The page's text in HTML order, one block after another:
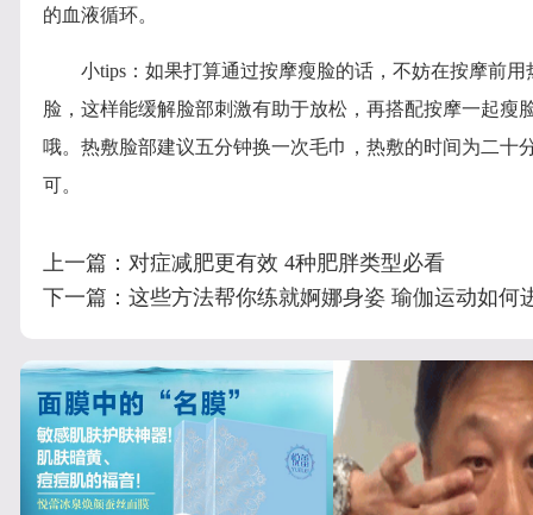
的血液循环。
小tips：如果打算通过按摩瘦脸的话，不妨在按摩前用
脸，这样能缓解脸部刺激有助于放松，再搭配按摩一起瘦
哦。热敷脸部建议五分钟换一次毛巾，热敷的时间为二十
可。
上一篇： 对症减肥更有效 4种肥胖类型必看
下一篇： 这些方法帮你练就婀娜身姿 瑜伽运动如何